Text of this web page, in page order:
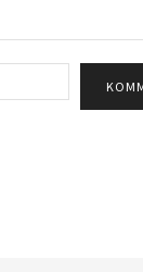
Mail:*